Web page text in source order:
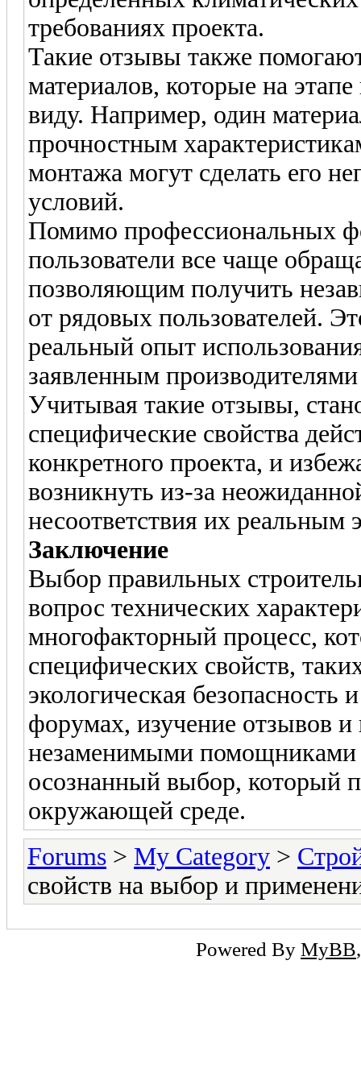
требованиях проекта.
Такие отзывы также
материалов, которые на
виду. Например, один
прочностным
монтажа могут сделать его
условий.
Помимо профессиональных
пользователи все чаще
позволяющим получить
от рядовых пользователей.
реальный опыт
заявленным
Учитывая такие отзывы,
специфические свойства
конкретного проекта, и
возникнуть из-за
несоответствия их реальным
Заключение
Выбор правильных
вопрос технических
многофакторный процесс,
специфических свойств,
экологическая
форумах, изучение отзывов
незаменимыми помощниками
осознанный выбор, который
окружающей среде.
Forums > My Category >
свойств на выбор и
Powered By MyBB